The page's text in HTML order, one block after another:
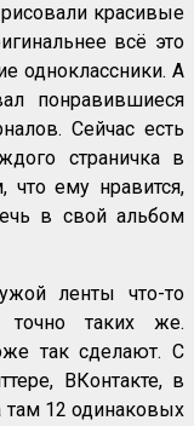
красивые
всё это
одноклассники. А
понравившиеся
Сейчас есть
страничка в
что ему нравится,
в свой альбом
ленты что-то
точно таких же.
так сделают. С
ВКонтакте, в
там 12 одинаковых